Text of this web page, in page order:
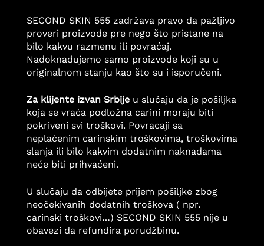
SECOND SKIN 555 zadržava pravo da pažljivo
proveri proizvode pre nego što pristane na
bilo kakvu razmenu ili povraćaj.
Nadoknađujemo samo proizvode koji su u
originalnom stanju kao što su i isporučeni.
Za klijente izvan Srbijeu slučaju da je pošiljka
koja se vraća podložna carini moraju biti
pokriveni svi troškovi. Povracaji sa
neplaćenim carinskim troškovima, troškovima
slanja ili bilo kakvim dodatnim naknadama
neće biti prihvaćeni.
U slučaju da odbijete prijem pošiljke zbog
neočekivanih dodatnih troškova ( npr.
carinski troškovi…) SECOND SKIN 555 nije u
obavezi da refundira porudžbinu.